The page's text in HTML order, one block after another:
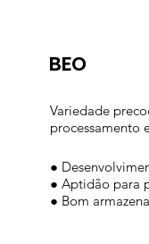
BEO
Variedade
processamento
●
● Aptidão para
● Bom